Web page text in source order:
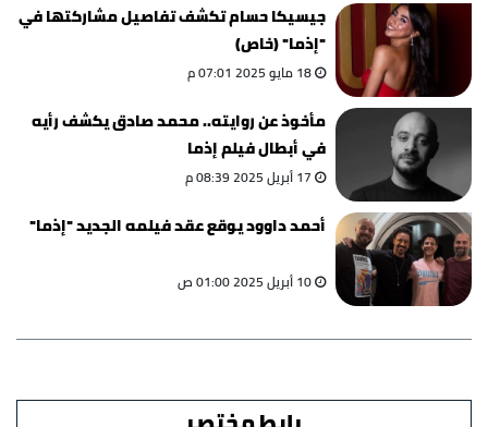
جيسيكا حسام تكشف تفاصيل مشاركتها في
"إذما" (خاص)
18 مايو 2025 07:01 م
مأخوذ عن روايته.. محمد صادق يكشف رأيه
في أبطال فيلم إذما
17 أبريل 2025 08:39 م
أحمد داوود يوقع عقد فيلمه الجديد "إذما"
10 أبريل 2025 01:00 ص